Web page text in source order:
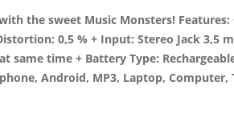
the sweet Music Monsters! Features:
0,5 % + Input: Stereo Jack 3,5
same time + Battery Type:
Android, MP3, Laptop, Computer,